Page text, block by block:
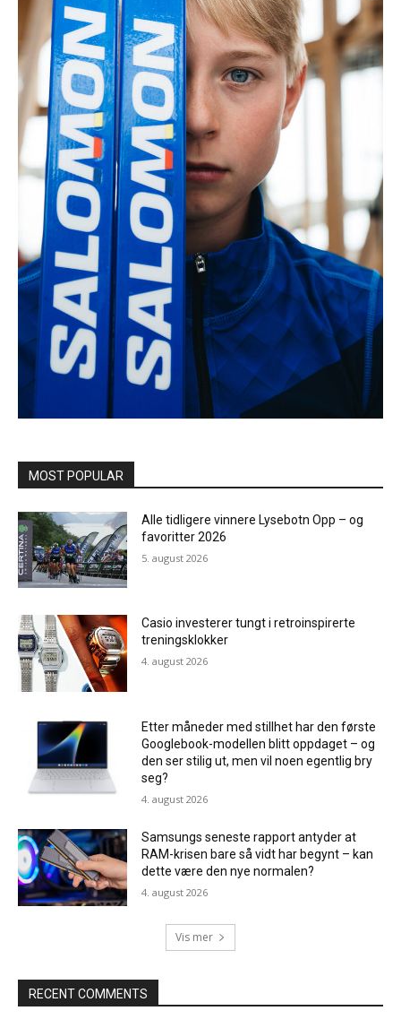
MOST POPULAR
Alle tidligere vinnere Lysebotn Opp – og
favoritter 2026
5. august 2026
Casio investerer tungt i retroinspirerte
treningsklokker
4. august 2026
Etter måneder med stillhet har den første
Googlebook-modellen blitt oppdaget – og
den ser stilig ut, men vil noen egentlig bry
seg?
4. august 2026
Samsungs seneste rapport antyder at
RAM-krisen bare så vidt har begynt – kan
dette være den nye normalen?
4. august 2026
Vis mer
RECENT COMMENTS